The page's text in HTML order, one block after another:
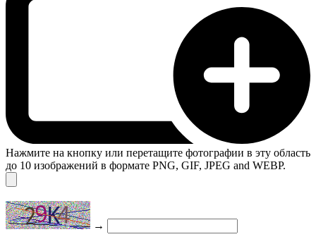
Нажмите на кнопку или перетащите фотографии в эту область
до 10 изображений в формате PNG, GIF, JPEG and WEBP.
→